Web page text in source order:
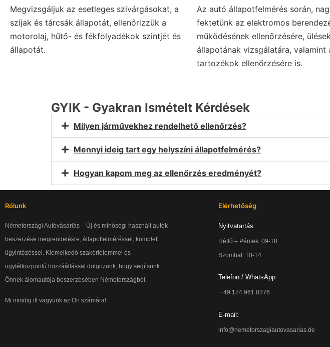
Megvizsgáljuk az esetleges szivárgásokat, a
szíjak és tárcsák állapotát, ellenőrizzük a
motorolaj, hűtő- és fékfolyadékok szintjét és
állapotát.
Az autó állapotfelmérés során,
fektetünk az elektromos
működésének ellenőrzésére,
állapotának vizsgálatára, valamint
tartozékok ellenőrzésére is.
GYIK - Gyakran Ismételt Kérdések
Milyen járművekhez rendelhető ellenőrzés?
Mennyi ideig tart egy helyszíni állapotfelmérés?
Hogyan kapom meg az ellenőrzés eredményét?
Rólunk
Németországi Autóvásárlás – Új és minőségi használt autók
beszerzése megrendelésre, állapotfelméréssel, komplett
ügyintézéssel. Kiemelkedő szakértelemmel és
ügyfélközpontú hozzáállással dolgozunk, hogy segítsünk
Önnek álomautója beszerzésében Németországból.
Mi mindig itt vagyunk az Ön számára!
Elérhetőség
Nyitvatartás:
Hétfő – Péntek: 09-18
Szombat: 10-14
Telefon / WhatsApp:
+ 49 174 961 0376
E-mail:
info@nemetorszagiautovasarlas.de